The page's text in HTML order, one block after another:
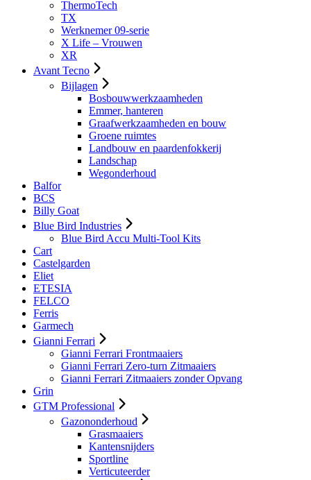
ThermoTech
TX
Werknemer 09-serie
X Life – Vrouwen
XR
Avant Tecno
Bijlagen
Bosbouwwerkzaamheden
Emmer, hanteren
Graafwerkzaamheden en bouw
Groene ruimtes
Landbouw en paardenfokkerij
Landschap
Wegonderhoud
Balfor
BCS
Billy Goat
Blue Bird Industries
Blue Bird Accu Multi-Tool Kits
Cart
Castelgarden
Eliet
ETESIA
FELCO
Ferris
Garmech
Gianni Ferrari
Gianni Ferrari Frontmaaiers
Gianni Ferrari Zero-turn Zitmaaiers
Gianni Ferrari Zitmaaiers zonder Opvang
Grin
GTM Professional
Gazononderhoud
Grasmaaiers
Kantensnijders
Sportline
Verticuteerder